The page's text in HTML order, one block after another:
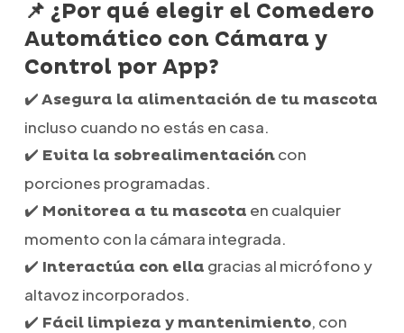
📌 ¿Por qué elegir el Comedero
Automático con Cámara y
Control por App?
✔️Asegura la alimentación de tu mascota
incluso cuando no estás en casa.
✔️ Evita la sobrealimentacióncon
porciones programadas.
✔️ Monitorea a tu mascota en cualquier
momento con la cámara integrada.
✔️ Interactúa con ella gracias al micrófono y
altavoz incorporados.
✔️ Fácil limpieza y mantenimiento, con